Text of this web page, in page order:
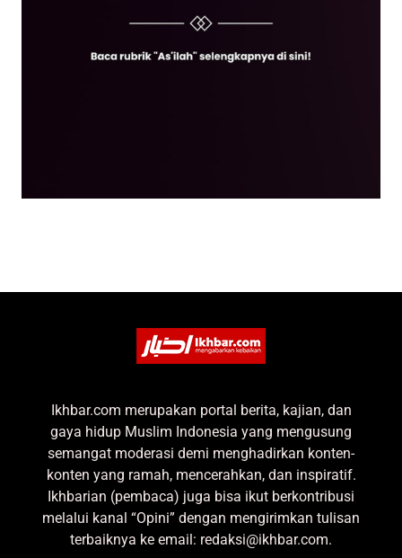
Ikhbar.com merupakan portal berita, kajian, dan
gaya hidup Muslim Indonesia yang mengusung
semangat moderasi demi menghadirkan konten-
konten yang ramah, mencerahkan, dan inspiratif.
Ikhbarian (pembaca) juga bisa ikut berkontribusi
melalui kanal “Opini” dengan mengirimkan tulisan
terbaiknya ke email: redaksi@ikhbar.com.